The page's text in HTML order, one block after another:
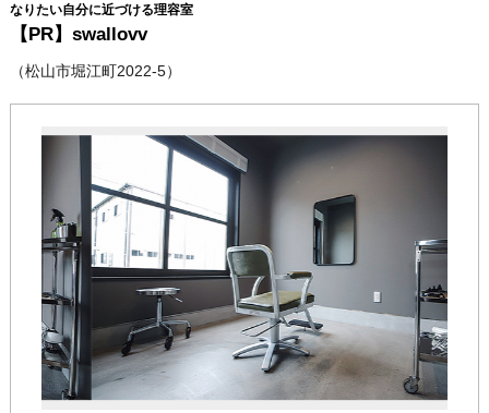
なりたい自分に近づける理容室
【PR】swallovv
（松山市堀江町2022-5）